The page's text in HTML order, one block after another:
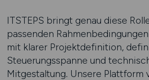
ITSTEPS bringt genau diese
passenden
mit klarer Projektdefinition,
Steuerungsspanne und
Mitgestaltung. Unsere Plattform